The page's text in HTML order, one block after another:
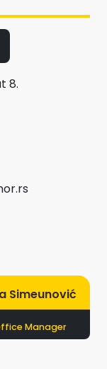
8.
Simeunović
Manager